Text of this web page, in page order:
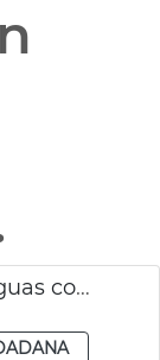
Campaña control alcohol droguas comidas empresa Navidad